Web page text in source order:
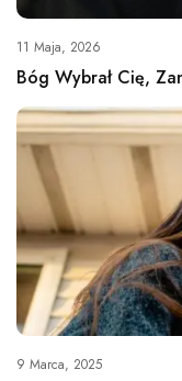
11 Maja, 2026
Bóg Wybrał Cię,
9 Marca, 2025